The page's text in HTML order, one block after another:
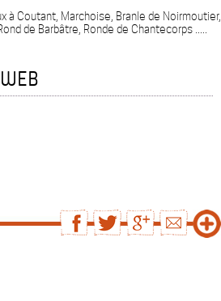
à Coutant, Marchoise, Branle de Noirmoutier,
de Barbâtre, Ronde de Chantecorps .....